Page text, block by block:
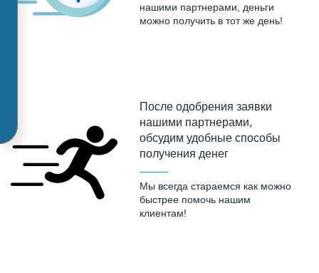
нашими партнерами, деньги
можно получить в тот же день!
После одобрения заявки
нашими партнерами,
обсудим удобные способы
получения денег
Мы всегда стараемся как можно
быстрее помочь нашим
клиентам!